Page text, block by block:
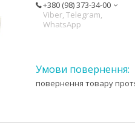
+380 (98) 373-34-00
Viber, Telegram,
WhatsApp
повернення товару